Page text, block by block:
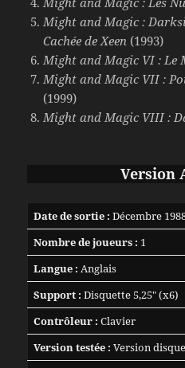
Might and Magic :
Cachée de Xeen (1993)
Might and Magic VI : Le
Might and Magic VII :
(1999)
Might and Magic VIII :
Version
Date de sortie : Décembre
Nombre de joueurs : 1
Langue : Anglais
Support : Disquette 5,25″ (x6)
Contrôleur : Clavier
Version testée : Version